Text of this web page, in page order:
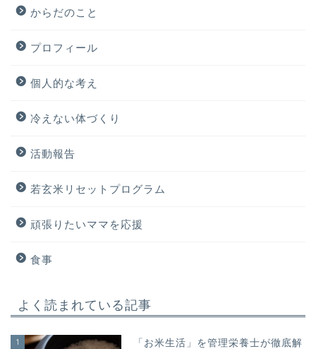
からだのこと
プロフィール
個人的な考え
冷えない体づくり
活動報告
若玄米リセットプログラム
頑張りたいママを応援
食事
よく読まれている記事
1
「お米生活」を管理栄養士が徹底解